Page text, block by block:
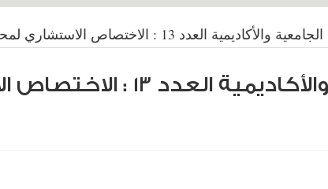
العدد 13 : الاختصاص الاستشاري لمحكمة العدل الدولية
سلسلة الأبحاث الجامعية والأكاديمية